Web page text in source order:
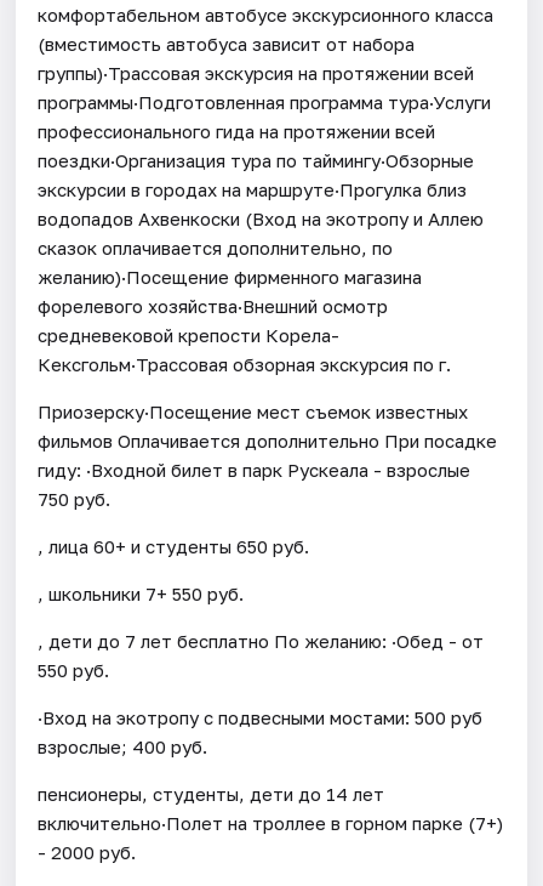
комфортабельном автобусе экскурсионного класса
(вместимость автобуса зависит от набора
группы)·Трассовая экскурсия на протяжении всей
программы·Подготовленная программа тура·Услуги
профессионального гида на протяжении всей
поездки·Организация тура по таймингу·Обзорные
экскурсии в городах на маршруте·Прогулка близ
водопадов Ахвенкоски (Вход на экотропу и Аллею
сказок оплачивается дополнительно, по
желанию)·Посещение фирменного магазина
форелевого хозяйства·Внешний осмотр
средневековой крепости Корела-
Кексгольм·Трассовая обзорная экскурсия по г.
Приозерску·Посещение мест съемок известных
фильмов Оплачивается дополнительно При посадке
гиду: ·Входной билет в парк Рускеала - взрослые
750 руб.
, лица 60+ и студенты 650 руб.
, школьники 7+ 550 руб.
, дети до 7 лет бесплатно По желанию: ·Обед - от
550 руб.
·Вход на экотропу с подвесными мостами: 500 руб
взрослые; 400 руб.
пенсионеры, студенты, дети до 14 лет
включительно·Полет на троллее в горном парке (7+)
- 2000 руб.